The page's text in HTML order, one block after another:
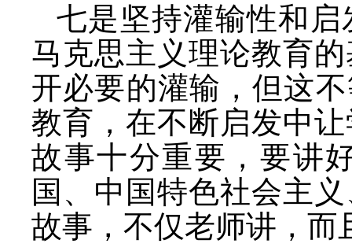
七是坚持灌输性和
马克思主义理论教育
开必要的灌输，但这
教育，在不断启发中
故事十分重要，要讲
国、中国特色社会主
故事，不仅老师讲，而